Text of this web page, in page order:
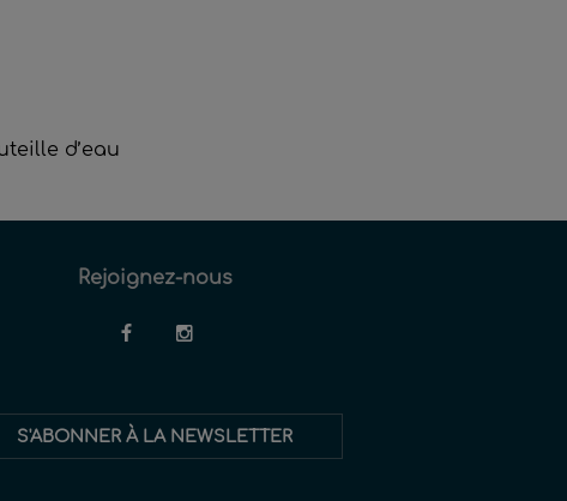
d’eau
Rejoignez-nous
S'ABONNER À LA NEWSLETTER